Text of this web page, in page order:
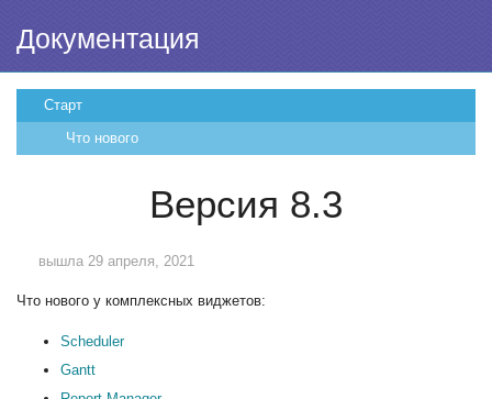
Документация
Старт
Что нового
Версия 8.3
вышла 29 апреля, 2021
Что нового у комплексных виджетов:
Scheduler
Gantt